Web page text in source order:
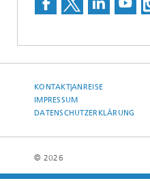
KONTAKT|ANREISE
IMPRESSUM
DATENSCHUTZERKLÄRUNG
© 2026